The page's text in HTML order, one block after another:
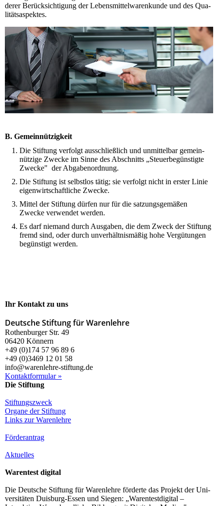
derer Be­rück­sich­tigung der Lebens­mittel­waren­kunde und des Qua­
li­täts­as­pektes.
B. Gemein­nützigkeit
Die Stiftung verfolgt aus­schließ­lich und un­mittel­bar gemein­
nützige Zwecke im Sinne des Ab­schnitts „Steuer­be­güns­tigte
Zwecke" der Ab­gaben­ordnung.
Die Stiftung ist selbst­los tätig; sie ver­folgt nicht in erster Linie
eigen­wirt­schaft­liche Zwecke.
Mittel der Stiftung dürfen nur für die sat­zungs­ge­mäßen
Zwecke ver­wendet werden.
Es darf niemand durch Aus­gaben, die dem Zweck der Stif­tung
fremd sind, oder durch un­ver­hält­nis­mäßig hohe Ver­gütun­gen
be­güns­tigt werden.
Ihr Kontakt zu uns
Deutsche Stiftung für Warenlehre
Rothenburger Str. 49
06420 Könnern
+49 (0)174 57 96 89 6
+49 (0)3469 12 01 58
info@warenlehre-stiftung.de
Kontaktformular »
Die Stiftung
Stiftungszweck
Organe der Stiftung
Links zur Warenlehre
Förderantrag
Aktuelles
Warentest digital
Die Deutsche Stiftung für Warenlehre förderte das Projekt der Uni­
ver­si­tä­ten Duisburg-Essen und Siegen: „Warentestdigital –